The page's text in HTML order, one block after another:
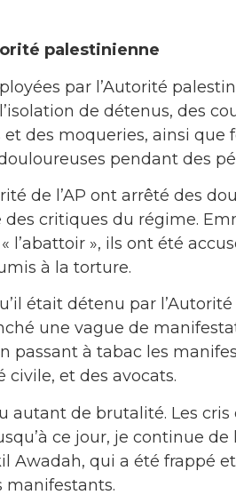
palestinienne
par l’Autorité
de détenus, des
des moqueries, ainsi que
pendant des
de l’AP ont arrêté des
critiques du régime.
l’abattoir », ils ont été
à la torture.
était détenu par
une vague de
passant à tabac les
civile, et des avocats.
autant de brutalité. Les
ce jour, je continue
Awadah, qui a été frappé
manifestants.